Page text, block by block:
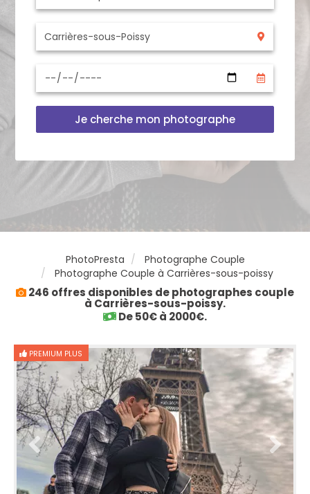
Je cherche mon photographe
PhotoPresta
Photographe Couple
Photographe Couple à Carrières-sous-poissy
246 offres disponibles de photographes couple
à Carrières-sous-poissy.
De 50€ à 2000€.
PREMIUM PLUS